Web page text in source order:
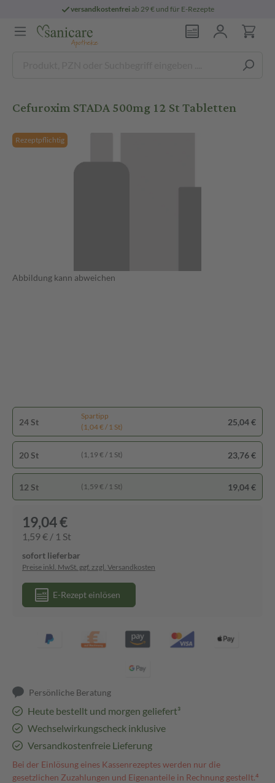
versandkostenfreiab 29 € und für E-Rezepte
Cefuroxim STADA 500mg 12 St Tabletten
Rezeptpflichtig
Abbildung kann abweichen
24 St
Spartipp
(1,04 € / 1 St)
25,04 €
20 St (1,19 € / 1 St) 23,76 €
12 St (1,59 € / 1 St) 19,04 €
19,04 €
1,59 € / 1 St
sofort lieferbar
Preise inkl. MwSt. ggf. zzgl. Versandkosten
E-Rezept einlösen
Persönliche Beratung
Heute bestellt und morgen geliefert³
Wechselwirkungscheck inklusive
Versandkostenfreie Lieferung
Bei der Einlösung eines Kassenrezeptes werden nur die
gesetzlichen Zuzahlungen und Eigenanteile in Rechnung gestellt.⁴